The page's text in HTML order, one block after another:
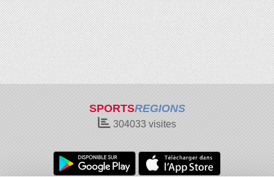
SPORTSREGIONS
304033 visites